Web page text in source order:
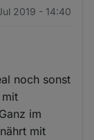
2019 - 14:40
noch sonst
im
mit